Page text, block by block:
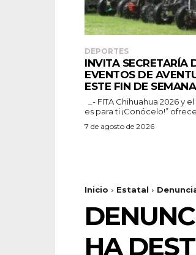
DEPORTES
INVITA SECRETARÍA
EVENTOS DE
ESTE FIN DE SEMANA
es para ti ¡Conócelo!”
7 de agosto de 2026